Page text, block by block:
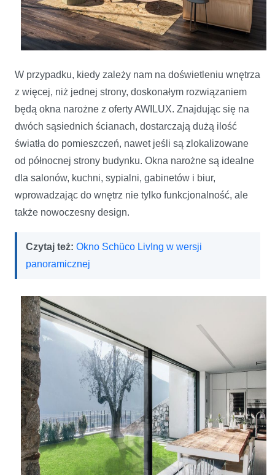
W przypadku, kiedy zależy nam na doświetleniu wnętrza
z więcej, niż jednej strony, doskonałym rozwiązaniem
będą okna narożne z oferty AWILUX. Znajdując się na
dwóch sąsiednich ścianach, dostarczają dużą ilość
światła do pomieszczeń, nawet jeśli są zlokalizowane
od północnej strony budynku. Okna narożne są idealne
dla salonów, kuchni, sypialni, gabinetów i biur,
wprowadzając do wnętrz nie tylko funkcjonalność, ale
także nowoczesny design.
Czytaj też: Okno Schüco LivIng w wersji
panoramicznej